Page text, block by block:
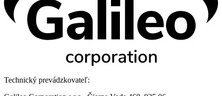
Technický prevádzkovateľ: